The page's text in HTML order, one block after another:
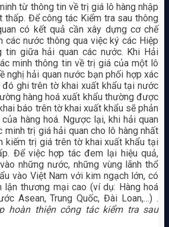
từ thông tin về trị giá lô hàng nhập
thấp. Để công tác Kiểm tra sau thông
có kết quả cần xây dựng cơ chế
các nước thông qua việc ký các Hiệp
tin giữa hải quan các nước. Khi Hải
minh thông tin về trị giá của một lô
nghị hải quan nước bạn phối hợp xác
ghi trên tờ khai xuất khẩu tại nước
hàng hoá xuất khẩu thường được
báo trên tờ khai xuất khẩu sẽ phản
hàng hoá. Ngược lại, khi hải quan
minh trị giá hải quan cho lô hàng nhất
kiếm trị giá trên tờ khai xuất khẩu tại
Để việc hợp tác đem lại hiệu quả,
những nước, những vùng lãnh thổ
vào Việt Nam với kim ngạch lớn, có
lận thương mại cao (ví dụ: Hàng hoá
Asean, Trung Quốc, Đài Loan,…) .
hoàn thiện công tác kiểm tra sau